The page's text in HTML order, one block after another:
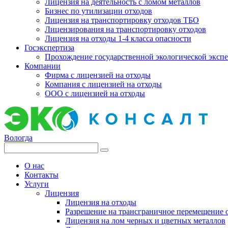
Лицензия на деятельность с ломом металлов
Бизнес по утилизации отходов
Лицензия на транспортировку отходов ТБО
Лицензирования на транспортировку отходов
Лицензия на отходы 1-4 класса опасности
Госэкспертиза
Прохождение государственной экологической
Компании
Фирма с лицензией на отходы
Компания с лицензией на отходы
ООО с лицензией на отходы
Вологда
О нас
Контакты
Услуги
Лицензия
Лицензия на отходы
Разрешение на трансграничное перемещение
Лицензия на лом черных и цветных металлов